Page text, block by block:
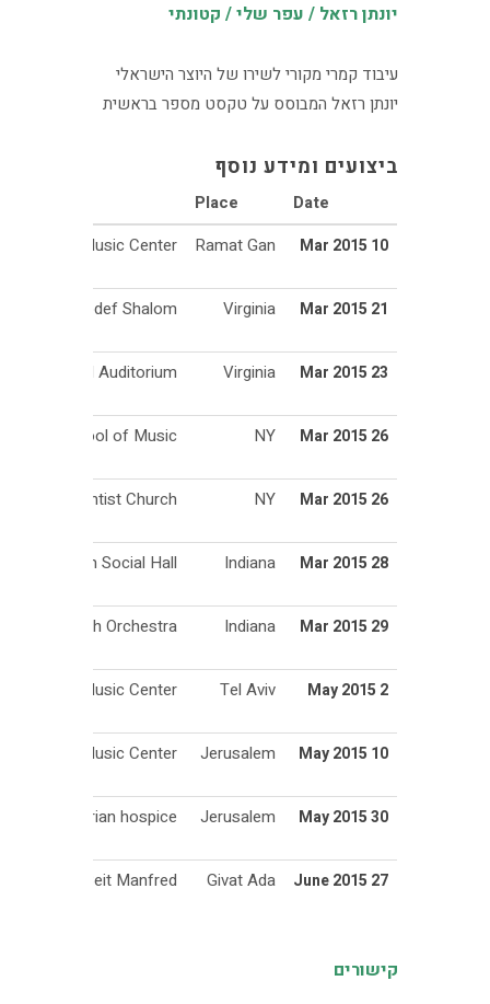
יונתן רזאל / עפר שלי / קטונתי
עיבוד קמרי מקורי לשירו של היוצר הישראלי
יונתן רזאל המבוסס על טקסט מספר בראשית
ביצועים ומידע נוסף
Date
Place
10 Mar 2015
Ramat Gan
New Music Center
21 Mar 2015
Virginia
Temple Rodef Shalom
23 Mar 2015
Virginia
Old Cabell Auditorium
26 Mar 2015
NY
School of Music
26 Mar 2015
NY
day Adventist Church
28 Mar 2015
Indiana
Federation Social Hall
29 Mar 2015
Indiana
Youth Orchestra
2 May 2015
Tel Aviv
Music Center
10 May 2015
Jerusalem
Jerusalem Music Center
30 May 2015
Jerusalem
Austrian hospice
27 June 2015
Givat Ada
Beit Manfred
קישורים